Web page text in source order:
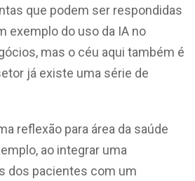
que podem ser respondidas
exemplo do uso da IA no
mas o céu aqui também é
já existe uma série de
reflexão para área da saúde
ao integrar uma
dos pacientes com um